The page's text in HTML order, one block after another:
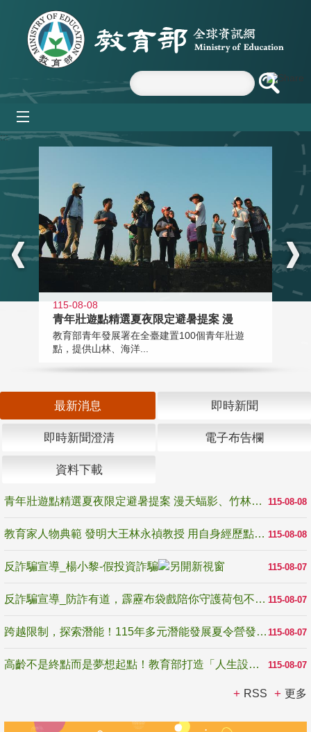
跳到主要內容區塊
:::
115-08-08
青年壯遊點精選夏夜限定避暑提案 漫
教育部青年發展署在全臺建置100個青年壯遊
點，提供山林、海洋...
最新消息 即時新聞
即時新聞澄清 電子布告欄
資料下載
115-08-08
青年壯遊點精選夏夜限定避暑提案 漫天蝠影、竹林尋蛙、茶香夜觀 邀青年暮色出發
115-08-08
教育家人物典範 發明大王林永禎教授 用自身經歷點亮學生的路
115-08-07
反詐騙宣導_楊小黎-假投資詐騙
115-08-07
反詐騙宣導_防詐有道，霹靂布袋戲陪你守護荷包不受騙
115-08-07
跨越限制，探索潛能！115年多元潛能發展夏令營發掘生命無限可能
115-08-07
高齡不是終點而是夢想起點！教育部打造「人生設計夢工場」 參展第3屆高齡健康產業博覽會
RSS 更多